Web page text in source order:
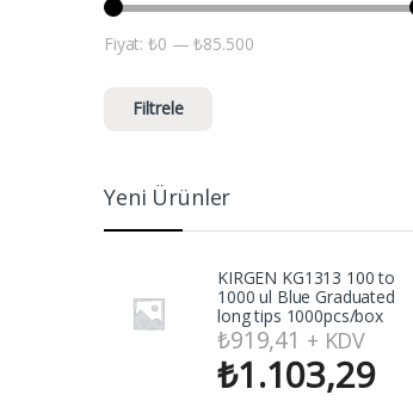
En düşük fiyat
En yüksek fiyat
Filtrele
Fiyat:₺0 —₺85.500
Yeni Ürünler
KIRGEN KG1313 100 to
1000 ul Blue Graduated
long tips 1000pcs/box
₺919,41 + KDV
₺1.103,29